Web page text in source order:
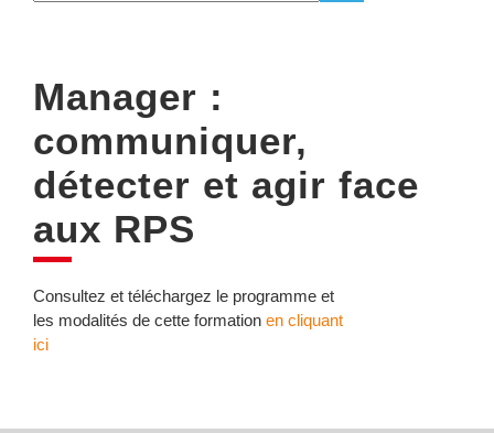
Manager :
communiquer,
détecter et agir face
aux RPS
Consultez et téléchargez le programme et
les modalités de cette formation en cliquant
ici